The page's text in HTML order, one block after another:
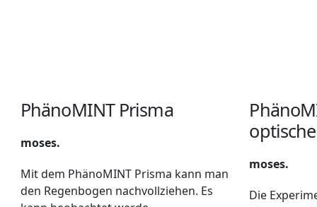
PhänoMINT Prisma
moses.
Mit dem PhänoMINT Prisma kann man
den Regenbogen nachvollziehen. Es
moses.
Die